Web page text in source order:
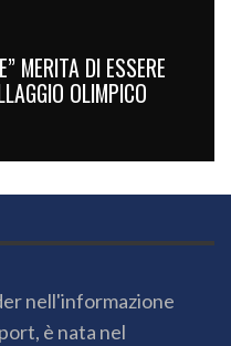
MERITA DI ESSERE
OLIMPICO
nell'informazione
è nata nel